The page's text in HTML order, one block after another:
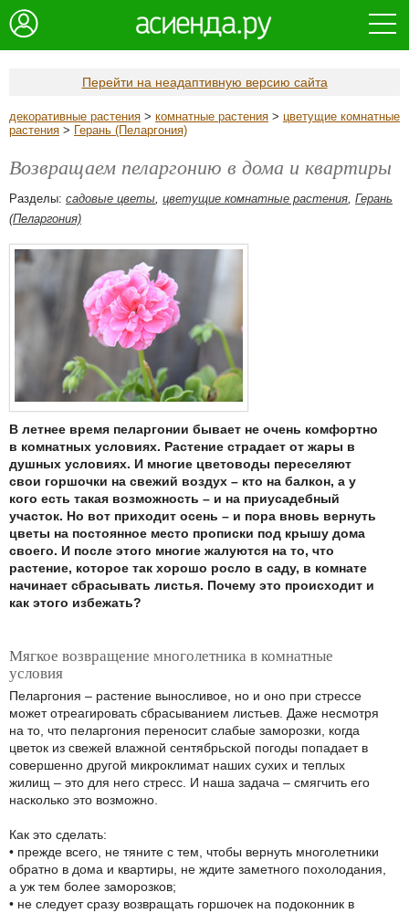
Перейти на неадаптивную версию сайта
декоративные растения > комнатные растения > цветущие комнатные
растения > Герань (Пеларгония)
Возвращаем пеларгонию в дома и квартиры
Разделы: садовые цветы, цветущие комнатные растения, Герань
(Пеларгония)
В летнее время пеларгонии бывает не очень комфортно
в комнатных условиях. Растение страдает от жары в
душных условиях. И многие цветоводы переселяют
свои горшочки на свежий воздух – кто на балкон, а у
кого есть такая возможность – и на приусадебный
участок. Но вот приходит осень – и пора вновь вернуть
цветы на постоянное место прописки под крышу дома
своего. И после этого многие жалуются на то, что
растение, которое так хорошо росло в саду, в комнате
начинает сбрасывать листья. Почему это происходит и
как этого избежать?
Мягкое возвращение многолетника в комнатные
условия
Пеларгония – растение выносливое, но и оно при стрессе
может отреагировать сбрасыванием листьев. Даже несмотря
на то, что пеларгония переносит слабые заморозки, когда
цветок из свежей влажной сентябрьской погоды попадает в
совершенно другой микроклимат наших сухих и теплых
жилищ – это для него стресс. И наша задача – смягчить его
насколько это возможно.
Как это сделать:
• прежде всего, не тяните с тем, чтобы вернуть многолетники
обратно в дома и квартиры, не ждите заметного похолодания,
а уж тем более заморозков;
• не следует сразу возвращать горшочек на подоконник в